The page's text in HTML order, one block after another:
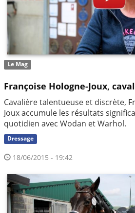
Le Mag
Françoise Hologne-Joux,
Cavalière talentueuse et discrète,
Joux accumule les résultats
quotidien avec Wodan et Warhol.
Dressage
18/06/2015 - 19:42